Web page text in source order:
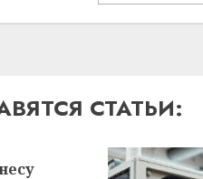
СТАТЬИ: